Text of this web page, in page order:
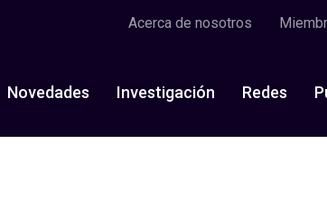
Acerca de nosotros
Novedades Investigación Redes